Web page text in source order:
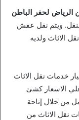
لحفر الباطن
ويتم نقل عفش
الاثاث ولديه
خدمات نقل الاثاث
علي الاسعار كشئ
من خلال إتاحة
نقل الاثاث من